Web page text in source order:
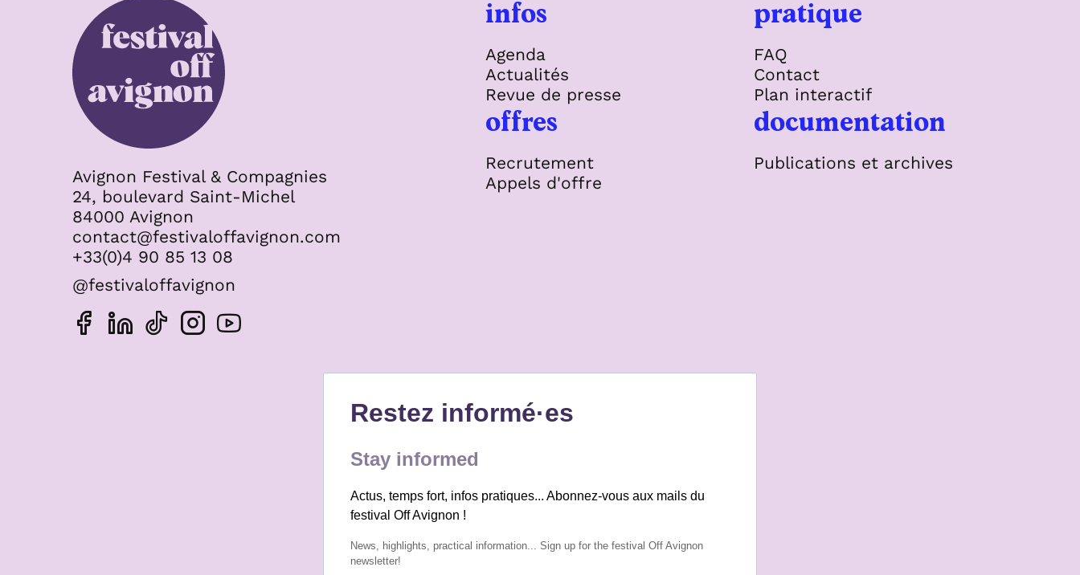
Avignon Festival & Compagnies
24, boulevard Saint-Michel
84000 Avignon
contact@festivaloffavignon.com
+33(0)4 90 85 13 08
@festivaloffavignon
infos
Agenda
Actualités
Revue de presse
pratique
FAQ
Contact
Plan interactif
offres
Recrutement
Appels d'offre
documentation
Publications et archives